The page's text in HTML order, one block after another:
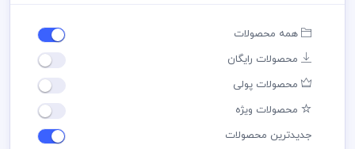
همه محصولات
محصولات رایگان
محصولات پولی
محصولات ویژه
جدیدترین محصولات